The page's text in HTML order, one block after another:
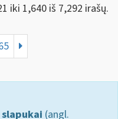
iki 1,640 iš 7,292 irašų.
(angl.